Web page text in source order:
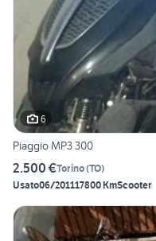
6
Piaggio MP3 300
2.500 €Torino(TO)
Usato06/201117800 KmScooter